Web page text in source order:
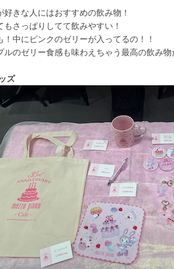
好きな人にはおすすめの飲み物！
もさっぱりしてて飲みやすい！
！中にピンクのゼリーが入ってるの！！
ルのゼリー食感も味わえちゃう最高の飲み
ズ